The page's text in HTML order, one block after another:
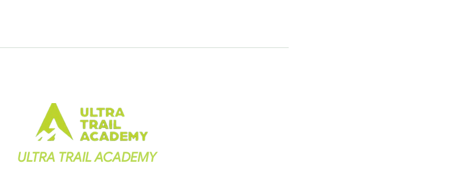
ULTRA TRAIL ACADEMY